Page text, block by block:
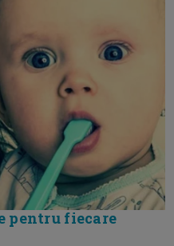
pentru fiecare